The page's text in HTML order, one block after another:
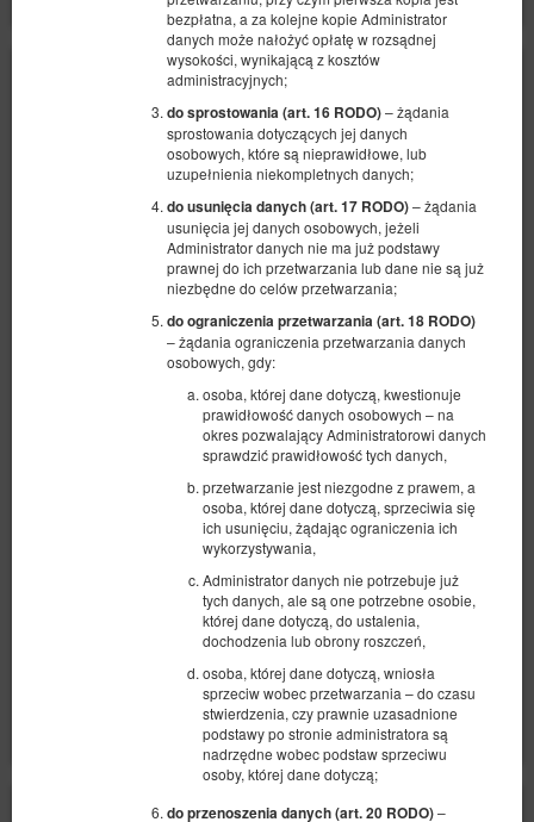
bezpłatna, a za kolejne kopie Administrator
danych może nałożyć opłatę w rozsądnej
wysokości, wynikającą z kosztów
administracyjnych;
do sprostowania (art. 16 RODO)– żądania
sprostowania dotyczących jej danych
osobowych, które są nieprawidłowe, lub
uzupełnienia niekompletnych danych;
do usunięcia danych (art. 17 RODO)– żądania
usunięcia jej danych osobowych, jeżeli
Administrator danych nie ma już podstawy
prawnej do ich przetwarzania lub dane nie są już
niezbędne do celów przetwarzania;
do ograniczenia przetwarzania (art. 18 RODO)
– żądania ograniczenia przetwarzania danych
osobowych, gdy:
osoba, której dane dotyczą, kwestionuje
prawidłowość danych osobowych – na
okres pozwalający Administratorowi danych
sprawdzić prawidłowość tych danych,
przetwarzanie jest niezgodne z prawem, a
osoba, której dane dotyczą, sprzeciwia się
ich usunięciu, żądając ograniczenia ich
wykorzystywania,
Administrator danych nie potrzebuje już
tych danych, ale są one potrzebne osobie,
której dane dotyczą, do ustalenia,
dochodzenia lub obrony roszczeń,
osoba, której dane dotyczą, wniosła
sprzeciw wobec przetwarzania – do czasu
stwierdzenia, czy prawnie uzasadnione
podstawy po stronie administratora są
nadrzędne wobec podstaw sprzeciwu
osoby, której dane dotyczą;
do przenoszenia danych (art. 20 RODO)–
SeaShell Studio Przymorze
pow. 30,00 m2
1 sypialnia
2 sofy rozkładane (Sofa Bed)
704,60 zł
2 osoby / 1 noc
Szczegóły Dostępność
Pokaż oferty